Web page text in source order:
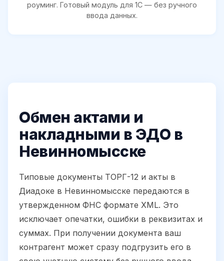
роуминг. Готовый модуль для 1С — без ручного
ввода данных.
Обмен актами и
накладными в ЭДО в
Невинномысске
Типовые документы ТОРГ-12 и акты в
Диадоке в Невинномысске передаются в
утвержденном ФНС формате XML. Это
исключает опечатки, ошибки в реквизитах и
суммах. При получении документа ваш
контрагент может сразу подгрузить его в